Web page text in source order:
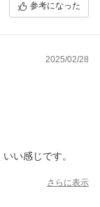
ゴムの強度を調整し
ます！
参考になった
2025/02/28
い感じです。
替えも欲しいか
さらに表示